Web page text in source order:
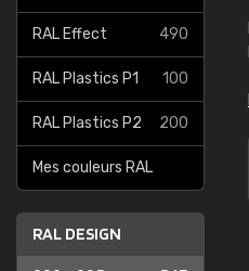
RAL Effect 490
RAL Plastics P1 100
RAL Plastics P2 200
Mes couleurs RAL
RAL DESIGN